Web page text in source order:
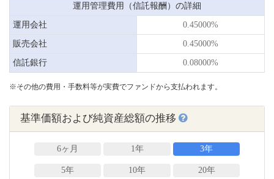
運用管理費用（信託報酬）の詳細
運用会社 0.45000%
販売会社 0.45000%
信託銀行 0.08000%
※その他の費用・手数料等が実費でファンドから支払われます。
基準価額および純資産総額の推移
6ヶ月 1年 3年
5年 10年 20年